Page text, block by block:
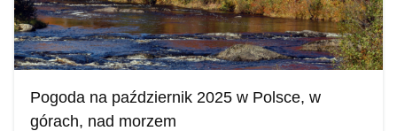
Pogoda na październik 2025 w Polsce, w
górach, nad morzem